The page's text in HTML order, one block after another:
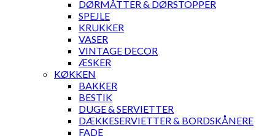
DØRMÅTTER & DØRSTOPPER
SPEJLE
KRUKKER
VASER
VINTAGE DECOR
ÆSKER
KØKKEN
BAKKER
BESTIK
DUGE & SERVIETTER
DÆKKESERVIETTER & BORDSKÅNERE
FADE